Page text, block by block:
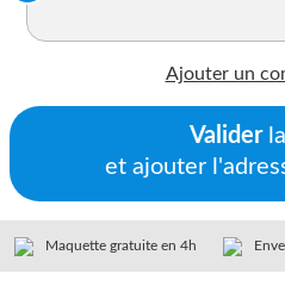
Ajouter un
Valider
et ajouter
Maquette gratuite en 4h